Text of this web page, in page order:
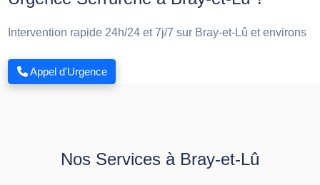
Intervention rapide 24h/24 et 7j/7 sur Bray-et-Lû et environs
Appel d'Urgence
Nos Services à Bray-et-Lû